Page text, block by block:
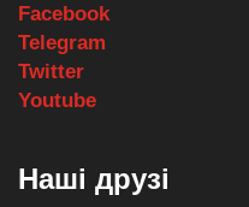
Facebook
Telegram
Twitter
Youtube
Наші друзі